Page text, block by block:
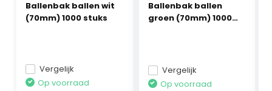
Ballenbak ballen wit
(70mm) 1000 stuks
Vergelijk
Op voorraad
Ballenbak ballen
groen (70mm) 1000
Vergelijk
Op voorraad